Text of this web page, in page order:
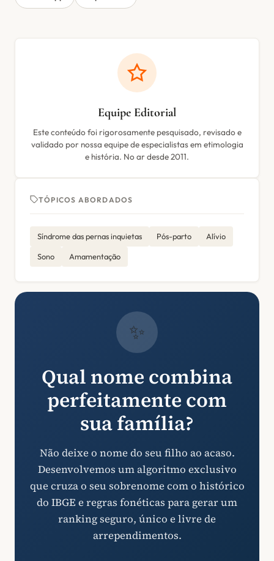
Equipe Editorial
Este conteúdo foi rigorosamente pesquisado, revisado e
validado por nossa equipe de especialistas em etimologia
e história. No ar desde 2011.
TÓPICOS ABORDADOS
Síndrome das pernas inquietas Pós-parto Alívio
Sono Amamentação
✨
Qual nome combina
perfeitamente com
sua família?
Não deixe o nome do seu filho ao acaso.
Desenvolvemos um algoritmo exclusivo
que cruza o seu sobrenome com o histórico
do IBGE e regras fonéticas para gerar um
ranking seguro, único e livre de
arrependimentos.